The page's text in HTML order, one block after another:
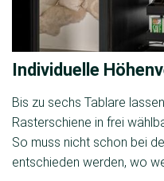
Individuelle
Bis zu sechs Tablare
Rasterschiene in frei
So muss nicht schon bei
entschieden werden, wo